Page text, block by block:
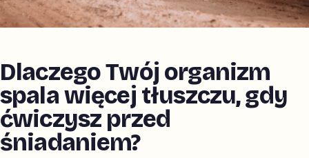
Dlaczego Twój organizm
spala więcej tłuszczu, gdy
ćwiczysz przed
śniadaniem?